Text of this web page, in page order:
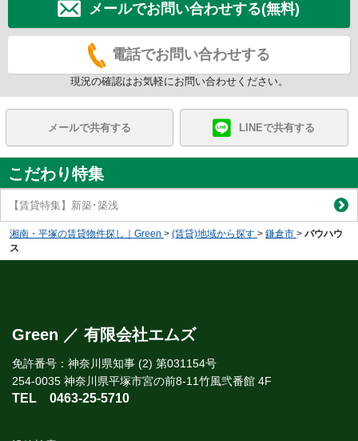
メールでお問い合わせする(無料)
電話でお問い合わせする
現況の確認はお気軽にお問い合わせください。
メールで共有する LINEで共有する
こだわり特集
【賃貸特集】新築･築浅
湘南・平塚の賃貸物件探し｜Green > (賃貸)地域から探す > 鎌倉市 > バウハウ
ス
Green ／ 有限会社エムズ
免許番号：神奈川県知事 (2) 第031154号
254-0035 神奈川県平塚市宮の前8-11竹風弐番館 4F
TEL 0463-25-5710